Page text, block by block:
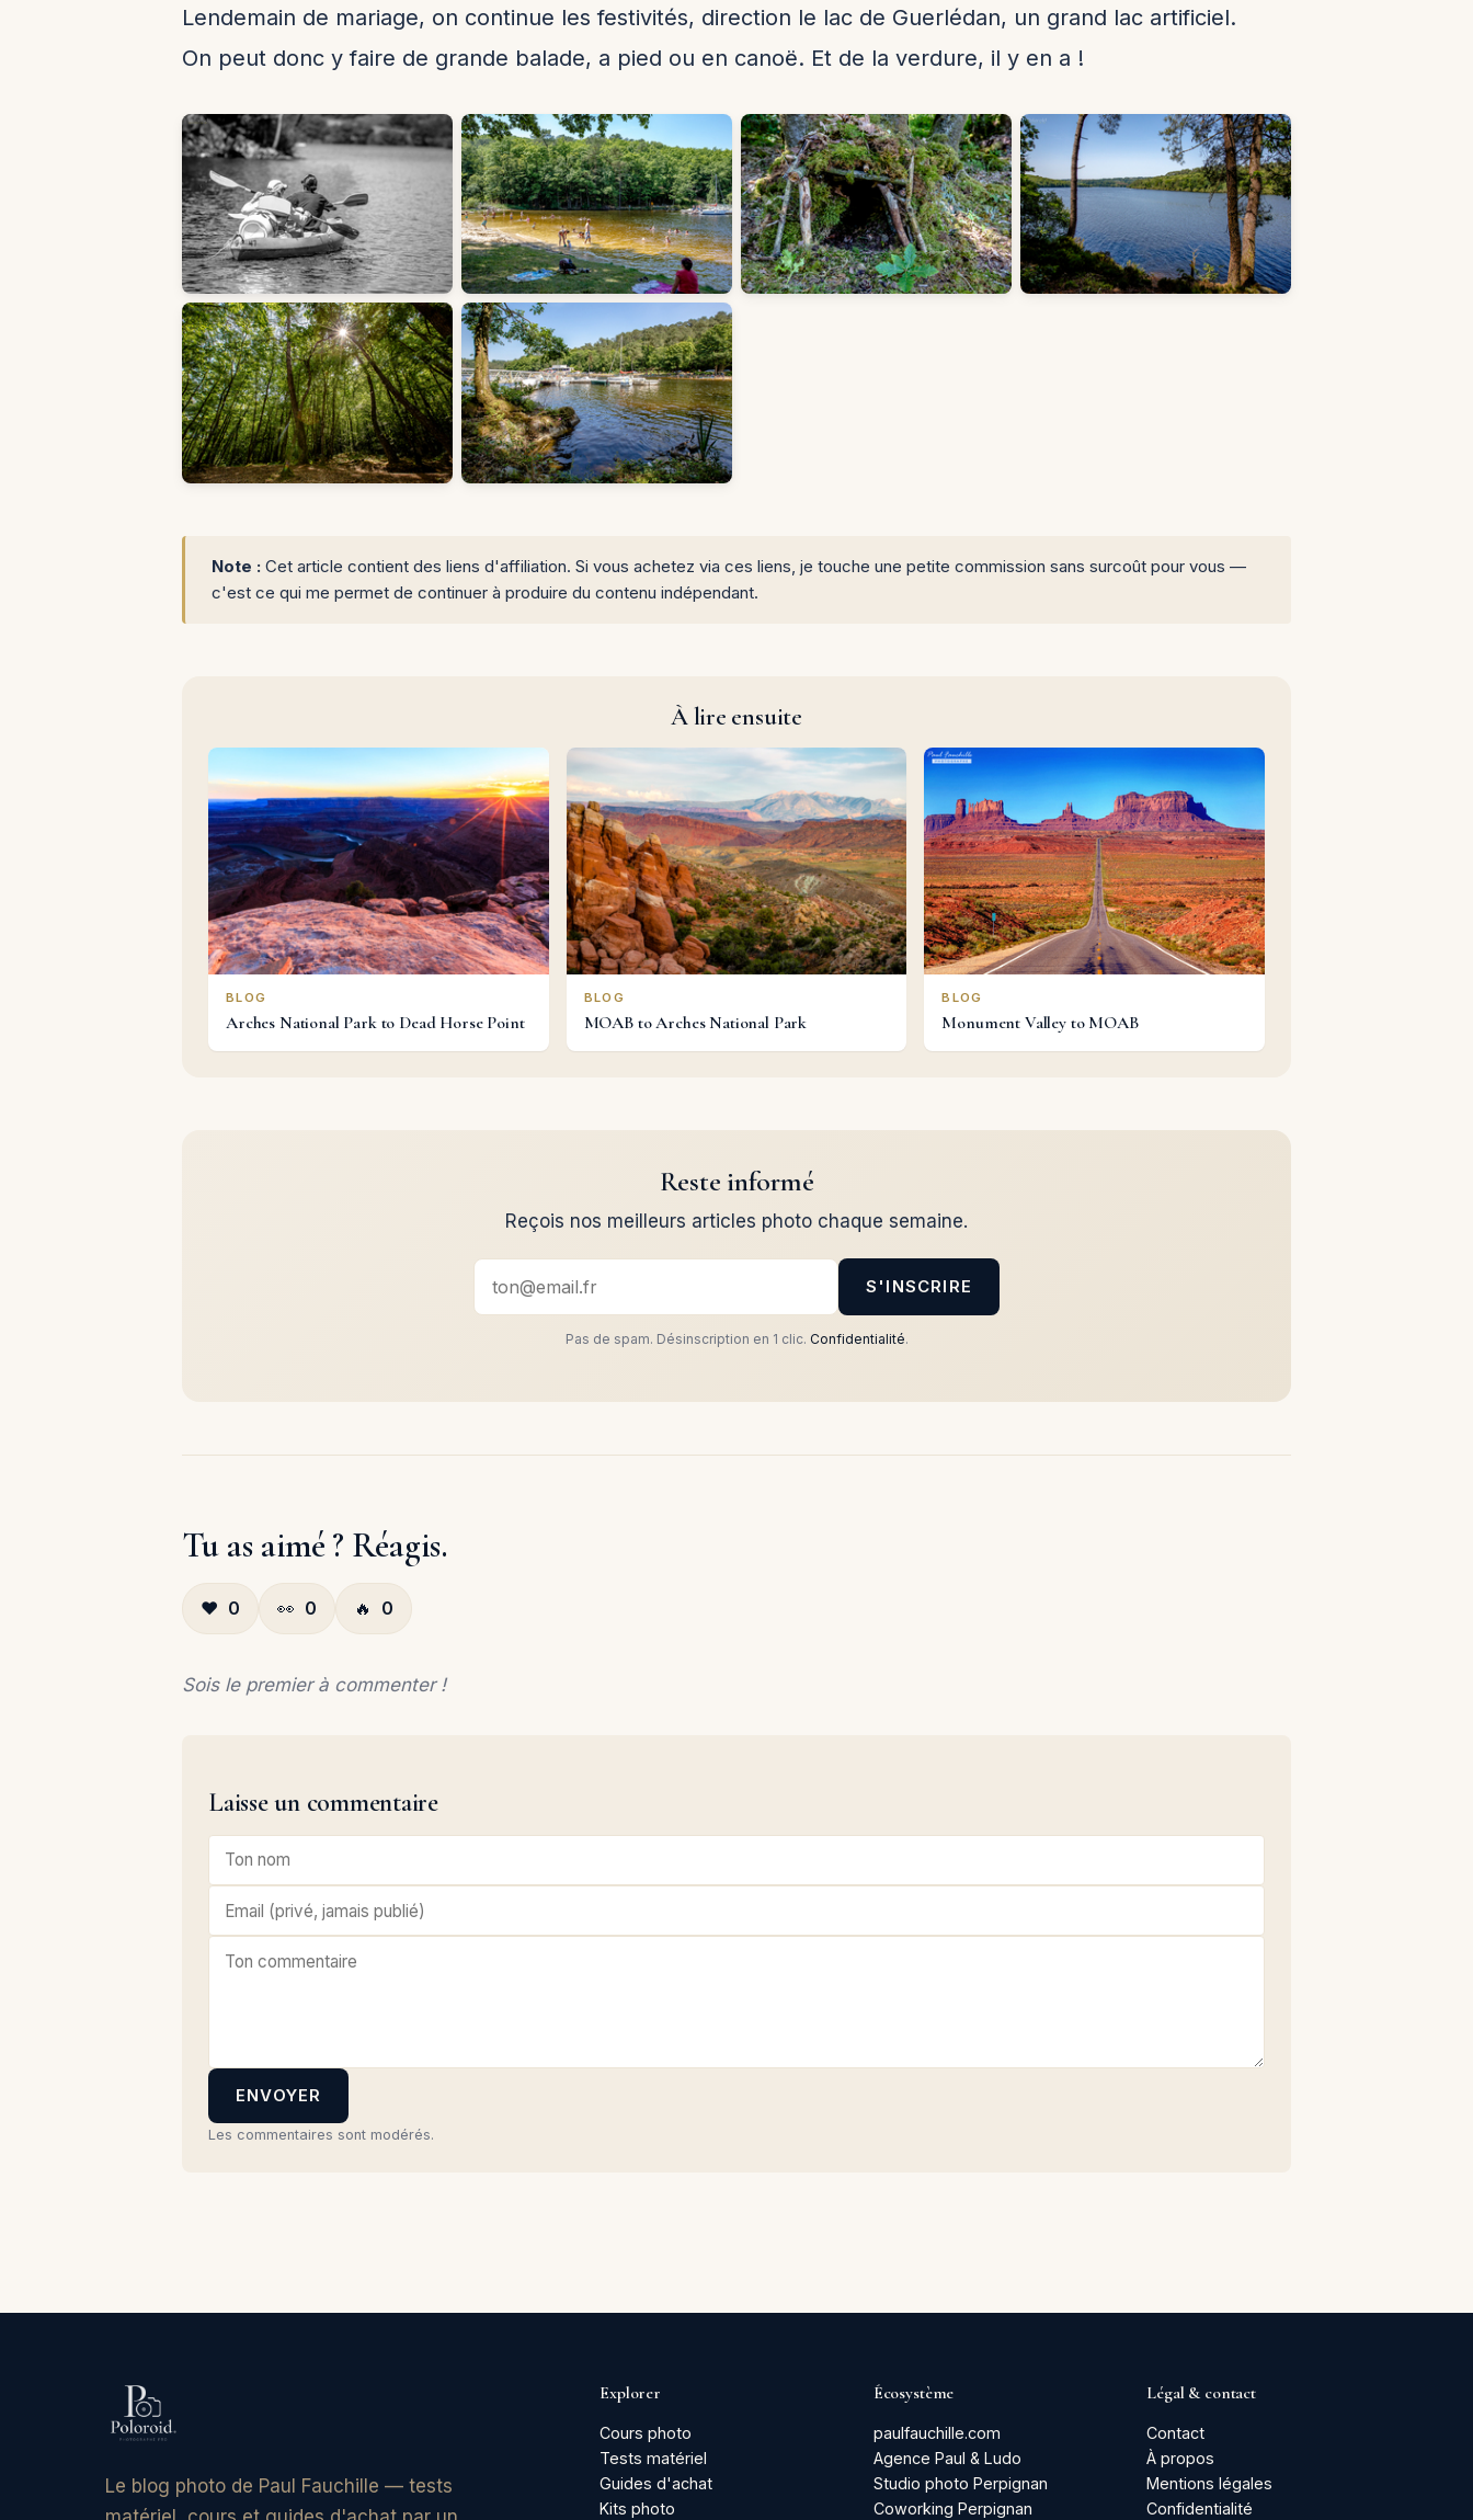
Lendemain de mariage, on continue les festivités, direction le lac de Guerlédan, un grand lac artificiel.
​On peut donc y faire de grande balade, a pied ou en canoë. Et de la verdure, il y en a !
Note : Cet article contient des liens d'affiliation. Si vous achetez via ces liens, je touche une petite commission sans surcoût pour vous —
c'est ce qui me permet de continuer à produire du contenu indépendant.
À lire ensuite
BLOG
Arches National Park to Dead Horse Point
BLOG
MOAB to Arches National Park
BLOG
Monument Valley to MOAB
Reste informé
Reçois nos meilleurs articles photo chaque semaine.
S'INSCRIRE
Pas de spam. Désinscription en 1 clic. Confidentialité.
Tu as aimé ? Réagis.
❤️ 0 👀 0 🔥 0
Sois le premier à commenter !
Laisse un commentaire
ENVOYER
Les commentaires sont modérés.
Le blog photo de Paul Fauchille — tests
Explorer
Cours photo
Tests matériel
Guides d'achat
Kits photo
Écosystème
paulfauchille.com
Agence Paul & Ludo
Studio photo Perpignan
Coworking Perpignan
Légal & contact
Contact
À propos
Mentions légales
Confidentialité